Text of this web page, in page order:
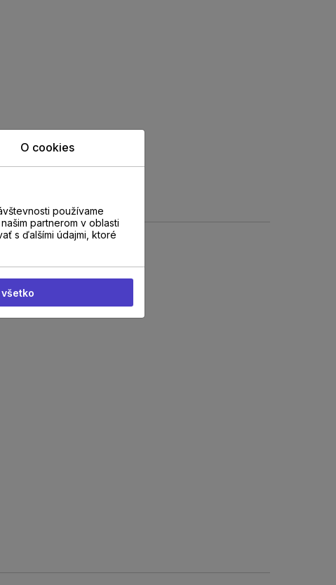
O cookies
používame
partnerom v oblasti
s ďalšími údajmi, ktoré